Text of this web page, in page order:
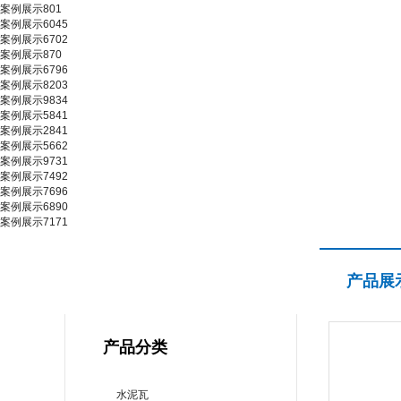
案例展示801
案例展示6045
案例展示6702
案例展示870
案例展示6796
案例展示8203
案例展示9834
案例展示5841
案例展示2841
案例展示5662
案例展示9731
案例展示7492
案例展示7696
案例展示6890
案例展示7171
产品分类
水泥瓦
产品展